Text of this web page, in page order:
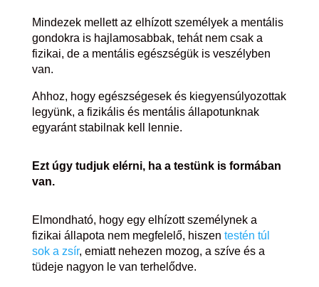
Mindezek mellett az elhízott személyek a mentális
gondokra is hajlamosabbak, tehát nem csak a
fizikai, de a mentális egészségük is veszélyben
van.
Ahhoz, hogy egészségesek és kiegyensúlyozottak
legyünk, a fizikális és mentális állapotunknak
egyaránt stabilnak kell lennie.
Ezt úgy tudjuk elérni, ha a testünk is formában
van.
Elmondható, hogy egy elhízott személynek a
fizikai állapota nem megfelelő, hiszen testén túl
sok a zsír, emiatt nehezen mozog, a szíve és a
tüdeje nagyon le van terhelődve.